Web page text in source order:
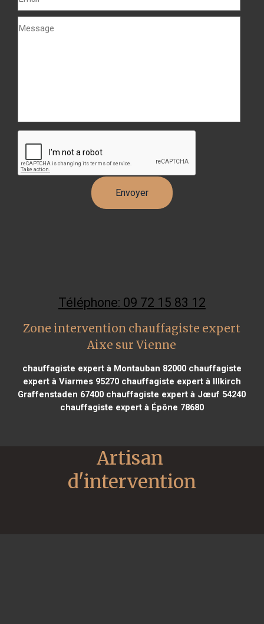
Téléphone: 09 72 15 83 12
Zone intervention chauffagiste expert
Aixe sur Vienne
chauffagiste expert à Montauban 82000chauffagiste
expert à Viarmes 95270chauffagiste expert à Illkirch
Graffenstaden 67400 chauffagiste expert à Jœuf 54240
chauffagiste expert à Épône 78680
Artisan
d'intervention